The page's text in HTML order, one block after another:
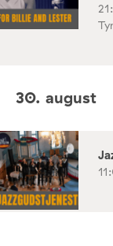
30. august